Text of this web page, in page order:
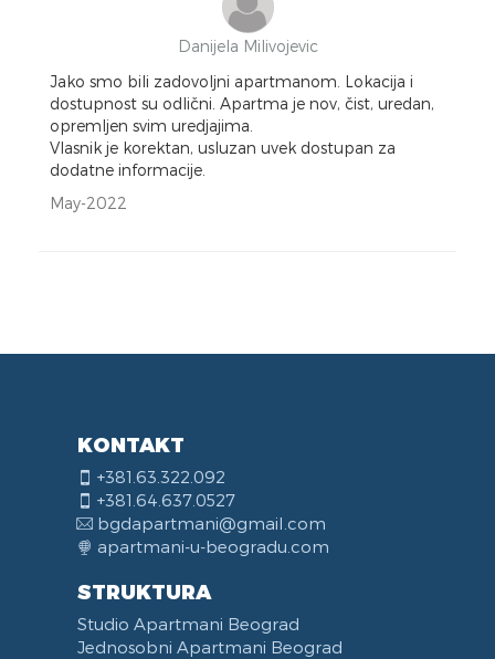
Danijela Milivojevic
Jako smo bili zadovoljni apartmanom. Lokacija i
dostupnost su odlični. Apartma je nov, čist, uredan,
opremljen svim uredjajima.
Vlasnik je korektan, usluzan uvek dostupan za
dodatne informacije.
May-2022
KONTAKT
+381.63.322.092
+381.64.637.0527
bgdapartmani@gmail.com
apartmani-u-beogradu.com
STRUKTURA
Studio Apartmani Beograd
Jednosobni Apartmani Beograd